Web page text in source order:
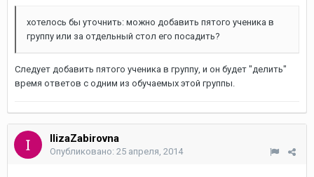
хотелось бы уточнить: можно добавить пятого ученика в
группу или за отдельный стол его посадить?
Следует добавить пятого ученика в группу, и он будет "делить"
время ответов с одним из обучаемых этой группы.
IlizaZabirovna
Опубликовано: 25 апреля, 2014